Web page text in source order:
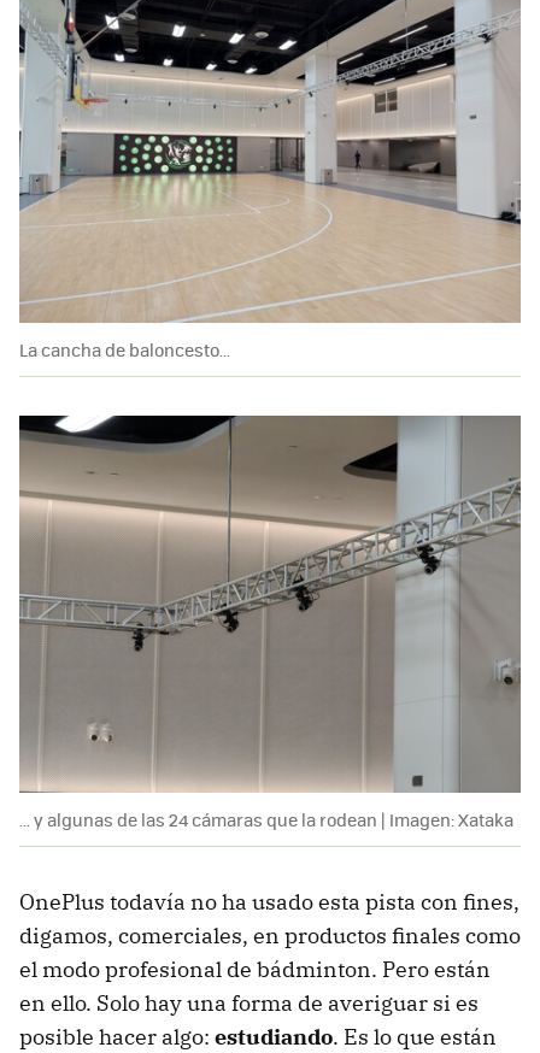
La cancha de baloncesto...
... y algunas de las 24 cámaras que la rodean | Imagen: Xataka
OnePlus todavía no ha usado esta pista con fines,
digamos, comerciales, en productos finales como
el modo profesional de bádminton. Pero están
en ello. Solo hay una forma de averiguar si es
posible hacer algo: estudiando. Es lo que están